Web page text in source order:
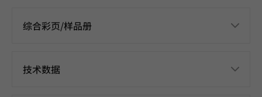
综合彩页/样品册
技术数据